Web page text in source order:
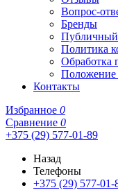
Вопрос-
Бренды
Публичный
Политика
Обработка
Положение
Контакты
Избранное 0
Сравнение 0
+375 (29) 577-01-89
Назад
Телефоны
+375 (29) 577-01-